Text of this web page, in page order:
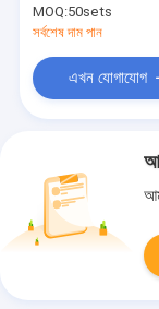
MOQ:50sets
সর্বশেষ দাম পান
এখন যোগাযোগ